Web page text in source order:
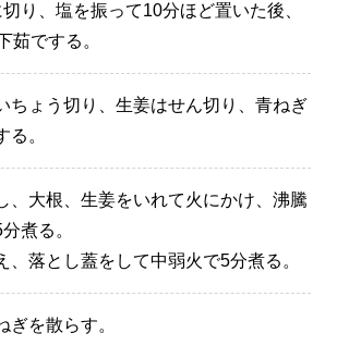
り、塩を振って10分ほど置いた後、
茹でする。
ちょう切り、生姜はせん切り、青ねぎ
る。
、大根、生姜をいれて火にかけ、沸騰
煮る。
、落とし蓋をして中弱火で5分煮る。
ぎを散らす。